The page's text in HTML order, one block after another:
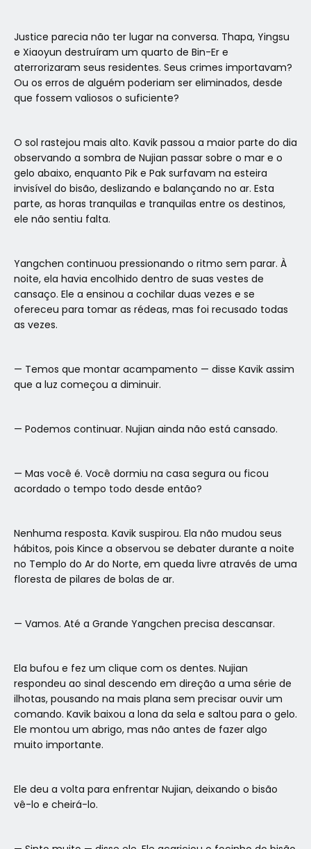
Justice parecia não ter lugar na conversa. Thapa, Yingsu
e Xiaoyun destruíram um quarto de Bin-Er e
aterrorizaram seus residentes. Seus crimes importavam?
Ou os erros de alguém poderiam ser eliminados, desde
que fossem valiosos o suficiente?
O sol rastejou mais alto. Kavik passou a maior parte do dia
observando a sombra de Nujian passar sobre o mar e o
gelo abaixo, enquanto Pik e Pak surfavam na esteira
invisível do bisão, deslizando e balançando no ar. Esta
parte, as horas tranquilas e tranquilas entre os destinos,
ele não sentiu falta.
Yangchen continuou pressionando o ritmo sem parar. À
noite, ela havia encolhido dentro de suas vestes de
cansaço. Ele a ensinou a cochilar duas vezes e se
ofereceu para tomar as rédeas, mas foi recusado todas
as vezes.
— Temos que montar acampamento — disse Kavik assim
que a luz começou a diminuir.
— Podemos continuar. Nujian ainda não está cansado.
— Mas você é. Você dormiu na casa segura ou ficou
acordado o tempo todo desde então?
Nenhuma resposta. Kavik suspirou. Ela não mudou seus
hábitos, pois Kince a observou se debater durante a noite
no Templo do Ar do Norte, em queda livre através de uma
floresta de pilares de bolas de ar.
— Vamos. Até a Grande Yangchen precisa descansar.
Ela bufou e fez um clique com os dentes. Nujian
respondeu ao sinal descendo em direção a uma série de
ilhotas, pousando na mais plana sem precisar ouvir um
comando. Kavik baixou a lona da sela e saltou para o gelo.
Ele montou um abrigo, mas não antes de fazer algo
muito importante.
Ele deu a volta para enfrentar Nujian, deixando o bisão
vê-lo e cheirá-lo.